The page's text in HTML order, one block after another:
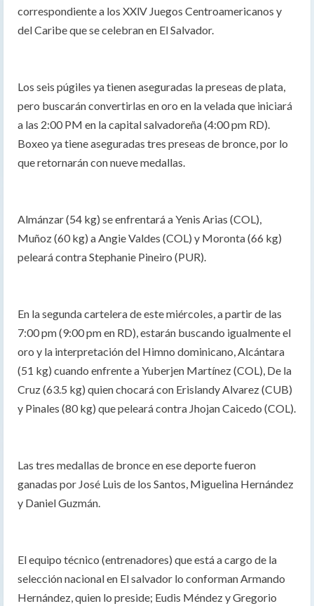
correspondiente a los XXlV Juegos Centroamericanos y
del Caribe que se celebran en El Salvador.
Los seis púgiles ya tienen aseguradas la preseas de plata,
pero buscarán convertirlas en oro en la velada que iniciará
a las 2:00 PM en la capital salvadoreña (4:00 pm RD).
Boxeo ya tiene aseguradas tres preseas de bronce, por lo
que retornarán con nueve medallas.
Almánzar (54 kg) se enfrentará a Yenis Arias (COL),
Muñoz (60 kg) a Angie Valdes (COL) y Moronta (66 kg)
peleará contra Stephanie Pineiro (PUR).
En la segunda cartelera de este miércoles, a partir de las
7:00 pm (9:00 pm en RD), estarán buscando igualmente el
oro y la interpretación del Himno dominicano, Alcántara
(51 kg) cuando enfrente a Yuberjen Martínez (COL), De la
Cruz (63.5 kg) quien chocará con Erislandy Alvarez (CUB)
y Pinales (80 kg) que peleará contra Jhojan Caicedo (COL).
Las tres medallas de bronce en ese deporte fueron
ganadas por José Luis de los Santos, Miguelina Hernández
y Daniel Guzmán.
El equipo técnico (entrenadores) que está a cargo de la
selección nacional en El salvador lo conforman Armando
Hernández, quien lo preside; Eudis Méndez y Gregorio